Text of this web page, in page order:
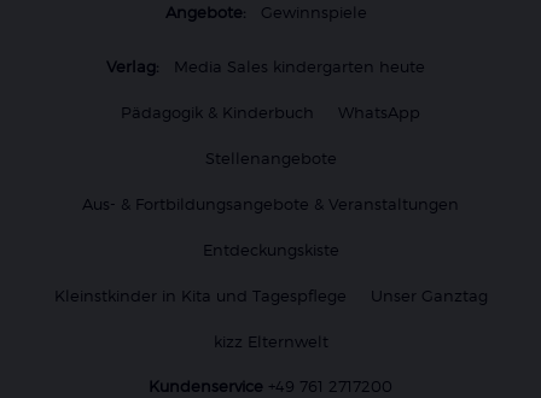
Angebote: Gewinnspiele
Verlag: Media Sales kindergarten heute
Pädagogik & Kinderbuch WhatsApp
Stellenangebote
Aus- & Fortbildungsangebote & Veranstaltungen
Entdeckungskiste
Kleinstkinder in Kita und Tagespflege Unser Ganztag
kizz Elternwelt
Kundenservice +49 761 2717200